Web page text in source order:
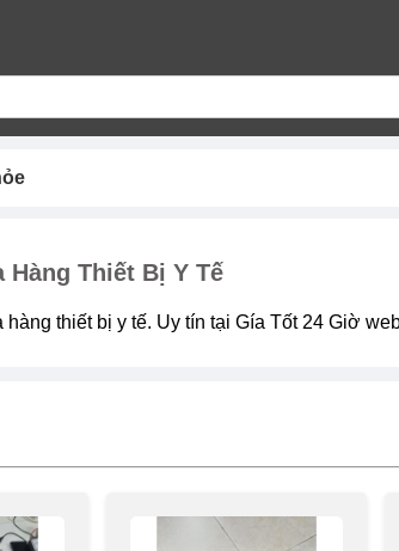
Hàng Thiết Bị Y Tế
hàng thiết bị y tế. Uy tín tại Gía Tốt 24 Giờ